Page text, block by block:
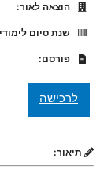
הוצאה לאור:
שנת סיום
פורסם:
תיאור: